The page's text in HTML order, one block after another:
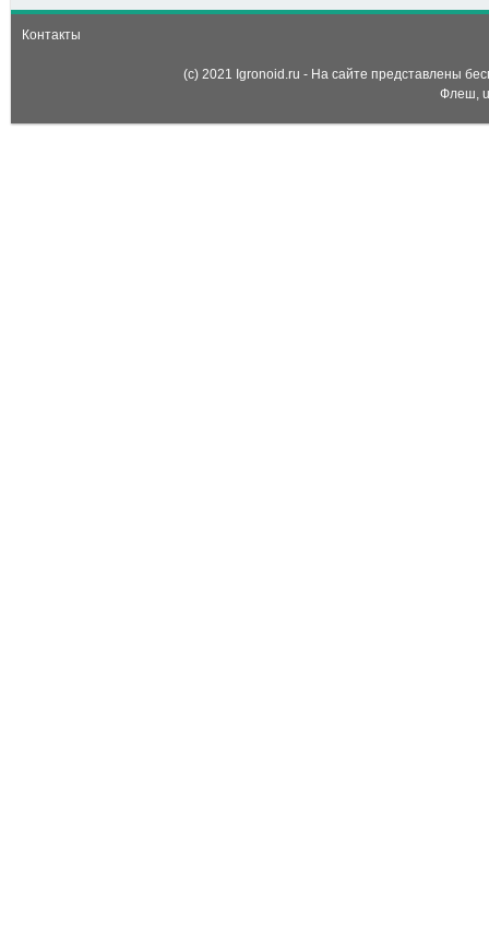
Контакты
(c) 2021 Igronoid.ru - На сайте представлены
Флеш,